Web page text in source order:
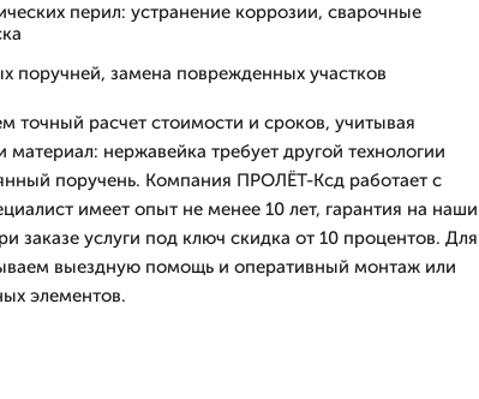
перил: устранение коррозии, сварочные
поручней, замена поврежденных участков
точный расчет стоимости и сроков, учитывая
материал: нержавейка требует другой технологии
поручень. Компания ПРОЛЁТ-Ксд работает с
имеет опыт не менее 10 лет, гарантия на наши
заказе услуги под ключ скидка от 10 процентов. Для
выездную помощь и оперативный монтаж или
элементов.